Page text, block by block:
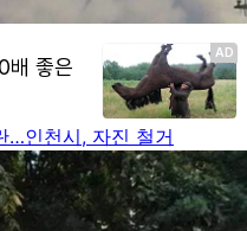
…인천시, 자진 철거